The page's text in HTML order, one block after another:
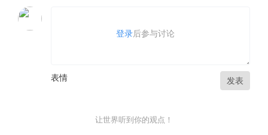
登录后参与讨论
表情 发表
让世界听到你的观点！